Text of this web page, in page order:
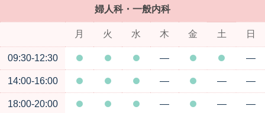
婦人科・一般内科
月 火 水 木 金 土 日
09:30-12:30 ― ―
14:00-16:00 ― ― ―
18:00-20:00 ― ― ―